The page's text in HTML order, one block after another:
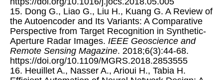
15. Dong G., Liao G., Liu H., Kuang G. A Review of
the Autoencoder and Its Variants: A Comparative
Perspective from Target Recognition in Synthetic-
Aperture Radar Images. IEEE Geoscience and
Remote Sensing Magazine. 2018;6(3):44-68.
https://doi.org/10.1109/MGRS.2018.2853555
16. Heuillet A., Nasser A., Arioui H., Tabia H.